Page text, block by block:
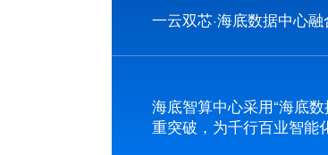
一云双芯·海底数据中心
海底智算中心采用“海底
重突破，为千行百业智能